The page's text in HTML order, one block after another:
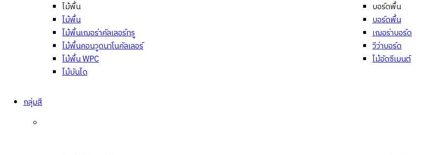
ไม้พื้น
ไม้พื้น
ไม้พื้นเฌอร่าคัลเลอร์ทรู
ไม้พื้นคอนวูดนาโนคัลเลอร์
ไม้พื้น WPC
ไม้บันได
บอร์ดพื้น
บอร์ดพื้น
เฌอร่าบอร์ด
วีว่าบอร์ด
ไม้อัดซีเมนต์
กลุ่มสี